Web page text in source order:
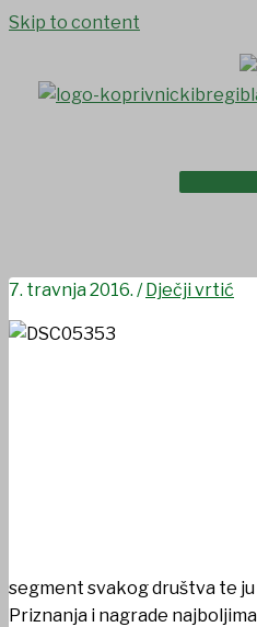
Skip to content
DV
7. travnja 2016. /Dječji vrtić
segment svakog društva te
Priznanja i nagrade